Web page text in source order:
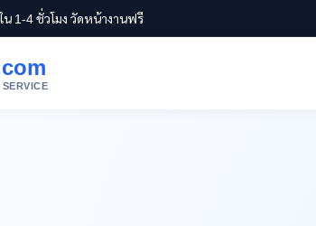
น 1-4 ชั่วโมง วัดหน้างานฟรี